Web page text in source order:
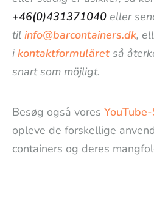
+46(0)431371040 eller
til info@barcontainers.dk,
i kontaktformuläret så
snart som möjligt.
Besøg også vores
opleve de forskellige
containers og deres